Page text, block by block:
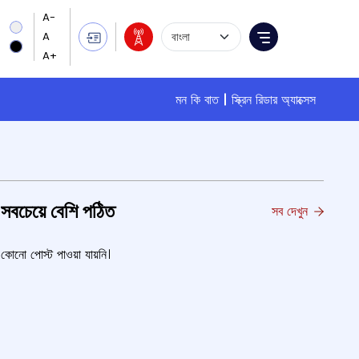
Language Selection
Menu
মন কি বাত স্ক্রিন রিডার অ্যাক্সেস
সবচেয়ে বেশি পঠিত সব দেখুন
কোনো পোস্ট পাওয়া যায়নি।